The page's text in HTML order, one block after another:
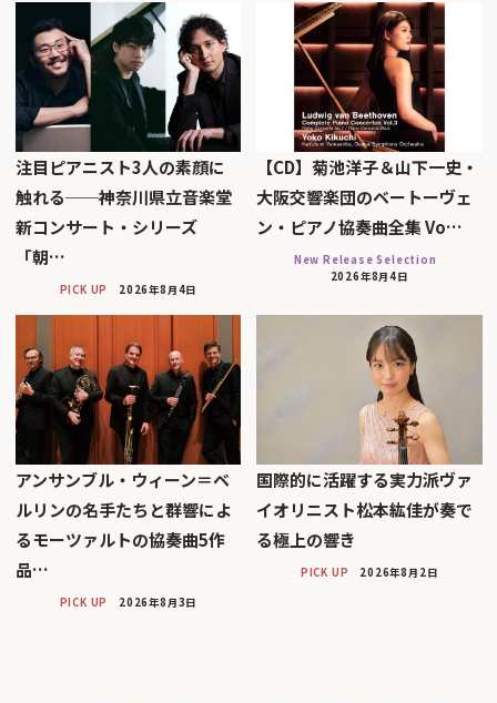
注目ピアニスト3人の素顔に
触れる──神奈川県立音楽堂
新コンサート・シリーズ
「朝…
PICK UP 2026年8月4日
【CD】菊池洋子＆山下一史・
大阪交響楽団のベートーヴェ
ン・ピアノ協奏曲全集 Vo…
New Release Selection
2026年8月4日
アンサンブル・ウィーン＝ベ
ルリンの名手たちと群響によ
るモーツァルトの協奏曲5作
品…
PICK UP 2026年8月3日
国際的に活躍する実力派ヴァ
イオリニスト松本紘佳が奏で
る極上の響き
PICK UP 2026年8月2日